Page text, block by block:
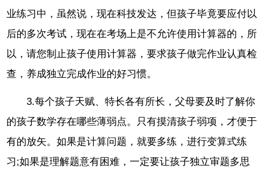
业练习中，虽然说，现在科技发达，但孩子毕竟要应付以
后的多次考试，现在在考场上是不允许使用计算器的，所
以，请您制止孩子使用计算器，要求孩子做完作业认真检
查，养成独立完成作业的好习惯。
3.每个孩子天赋、特长各有所长，父母要及时了解你
的孩子数学存在哪些薄弱点。只有摸清孩子弱项，才便于
有的放矢。如果是计算问题，就要多练，进行变算式练
习;如果是理解题意有困难，一定要让孩子独立审题多思